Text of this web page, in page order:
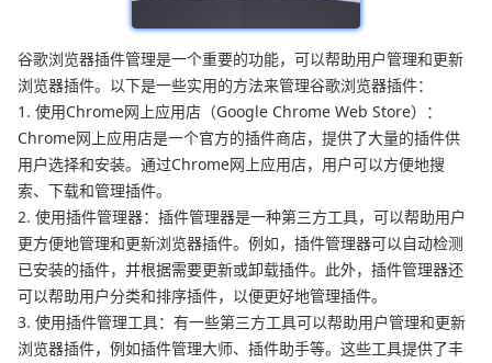
谷歌浏览器插件管理是一个重要的功能，可以帮助用户管理和更新
浏览器插件。以下是一些实用的方法来管理谷歌浏览器插件：
1. 使用Chrome网上应用店（Google Chrome Web Store）：
Chrome网上应用店是一个官方的插件商店，提供了大量的插件供
用户选择和安装。通过Chrome网上应用店，用户可以方便地搜
索、下载和管理插件。
2. 使用插件管理器：插件管理器是一种第三方工具，可以帮助用户
更方便地管理和更新浏览器插件。例如，插件管理器可以自动检测
已安装的插件，并根据需要更新或卸载插件。此外，插件管理器还
可以帮助用户分类和排序插件，以便更好地管理插件。
3. 使用插件管理工具：有一些第三方工具可以帮助用户管理和更新
浏览器插件，例如插件管理大师、插件助手等。这些工具提供了丰